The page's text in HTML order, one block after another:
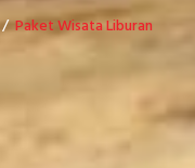
Paket Wisata Liburan